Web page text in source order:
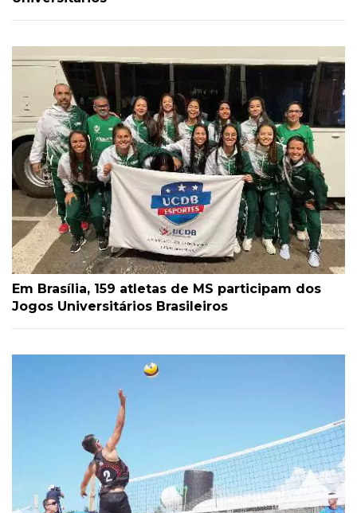
Em Brasília, 159 atletas de MS participam dos
Jogos Universitários Brasileiros